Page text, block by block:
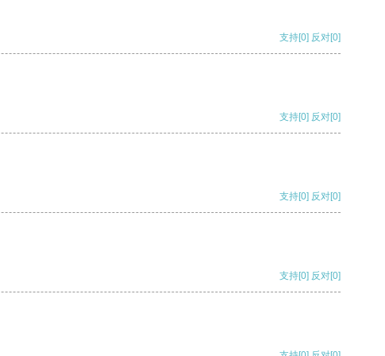
支持[0] 反对[0]
支持[0] 反对[0]
支持[0] 反对[0]
支持[0] 反对[0]